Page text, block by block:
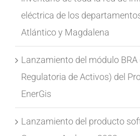
eléctrica de los
Atlántico y Magdalena
Lanzamiento del módulo BRA
Regulatoria de Activos) del
EnerGis
Lanzamiento del producto